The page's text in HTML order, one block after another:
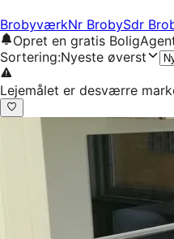
BrobyværkNr BrobySdr
Opret en gratis
Sortering:Nyeste øverst
Lejemålet er desværre